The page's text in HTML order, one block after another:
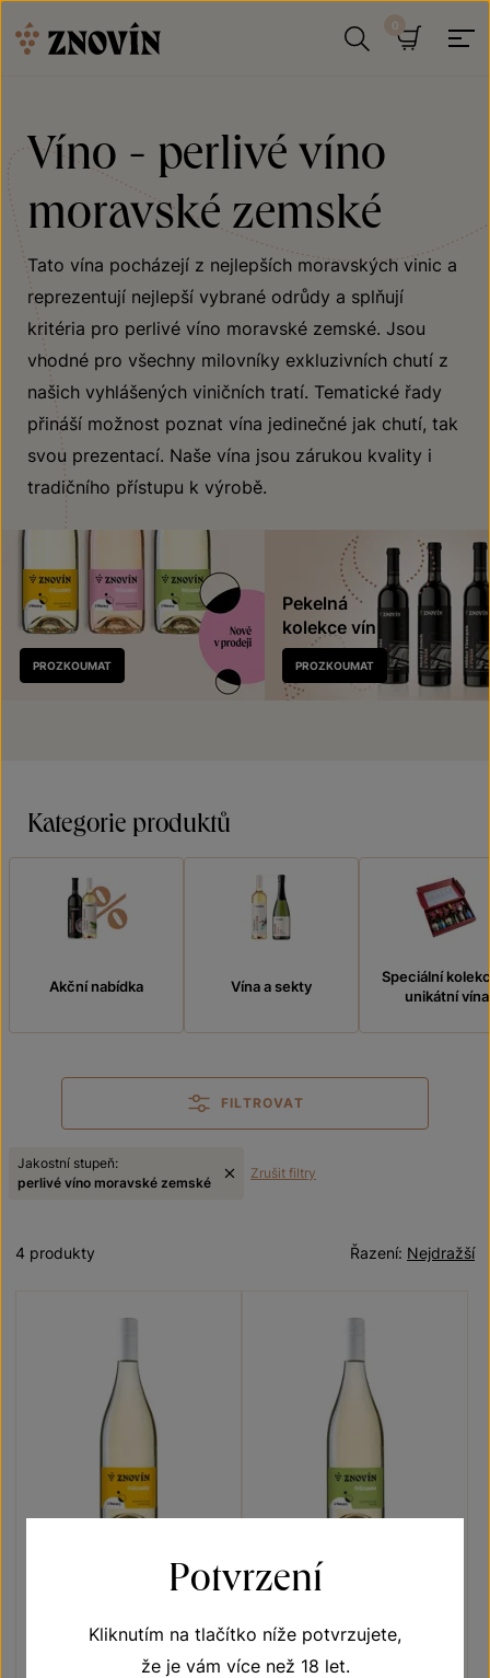
Víno - perlivé víno
moravské zemské
Tato vína pocházejí z nejlepších moravských vinic a
reprezentují nejlepší vybrané odrůdy a splňují
kritéria pro perlivé víno moravské zemské. Jsou
vhodné pro všechny milovníky exkluzivních chutí z
našich vyhlášených viničních tratí. Tematické řady
přináší možnost poznat vína jedinečné jak chutí, tak
svou prezentací. Naše vína jsou zárukou kvality i
tradičního přístupu k výrobě.
Nově
v prodeji
PROZKOUMAT
Pekelná
kolekce vín
PROZKOUMAT
Kategorie produktů
Akční nabídka Vína a sekty
Speciální
unikátní vína
FILTROVAT
Jakostní stupeň:
perlivé víno moravské zemské
Zrušit filtry
Nejdražší
Řazení:
4 produkty
ZNOVÍN Frizzante bílé
perlivé víno moravské zemské
2025
Šarže 5327
ZNOVÍN Frizzante bílé
perlivé víno moravské zemské
Šarže 5326
Potvrzení
Kliknutím na tlačítko níže potvrzujete,
že je vám více než 18 let.